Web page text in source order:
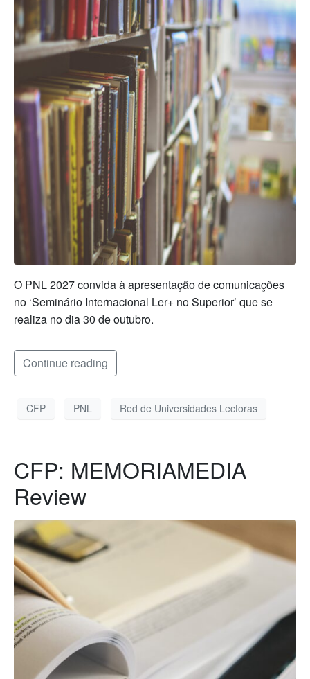
O PNL 2027 convida à apresentação de comunicações
no ‘Seminário Internacional Ler+ no Superior’ que se
realiza no dia 30 de outubro.
Continue reading
CFP PNL Red de Universidades Lectoras
CFP: MEMORIAMEDIA
Review